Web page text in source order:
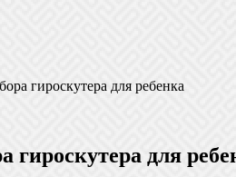
гироскутера для ребенка
гироскутера для